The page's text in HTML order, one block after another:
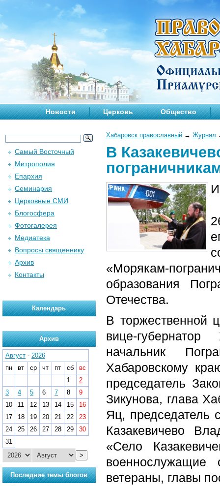
Новости Церковь Общество
Хабаровск православный → Журнал
В
«Морякам-
образования
Отечества.
В торжественной
вице-
начальник
Хабаровскому
председатель
Зикунова, глава
Яц, председатель
Казакевичево
«Село
военнослужащие
ветераны, главы
Самый Восточный
Митрополия
Епархия
Семинария
Церковные СМИ
Блогосфера
Фотогалерея
Медиатека
Вопросы священнику
Архив
Контакты
Календарь
Архив
Август - 2026
пн
вт ср чт пт сб
вс
1
2
3
4 5 6 7 8
9
10
11 12 13 14 15
16
17
18 19 20 21 22
23
24
25 26 27 28 29
30
31
>
Последние темы блогов